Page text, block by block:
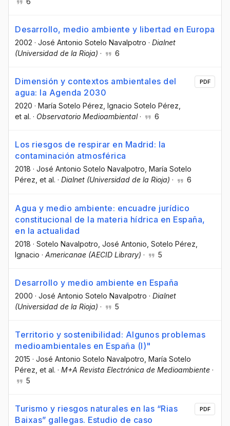
Desarrollo, medio ambiente y libertad en Europa
2002 · José Antonio Sotelo Navalpotro · Dialnet
(Universidad de la Rioja) · 6
Dimensión y contextos ambientales del
agua: la Agenda 2030
2020 · María Sotelo Pérez , Ignacio Sotelo Pérez
et al. · Observatorio Medioambiental· 6
PDF
Los riesgos de respirar en Madrid: la
contaminación atmosférica
2018 · José Antonio Sotelo Navalpotro, María Sotelo
Pérez, et al. · Dialnet (Universidad de la Rioja) · 6
Agua y medio ambiente: encuadre jurídico
constitucional de la materia hídrica en España,
en la actualidad
2018 · Sotelo Navalpotro, José Antonio , Sotelo Pérez,
Ignacio · Americanae (AECID Library) · 5
Desarrollo y medio ambiente en España
2000 · José Antonio Sotelo Navalpotro · Dialnet
(Universidad de la Rioja) · 5
Territorio y sostenibilidad: Algunos problemas
medioambientales en España (I)"
2015 · José Antonio Sotelo Navalpotro , María Sotelo
Pérez , et al. · M+A Revista Electrónica de Medioambiente ·
5
Turismo y riesgos naturales en las “Rias
Baixas” gallegas. Estudio de caso
PDF